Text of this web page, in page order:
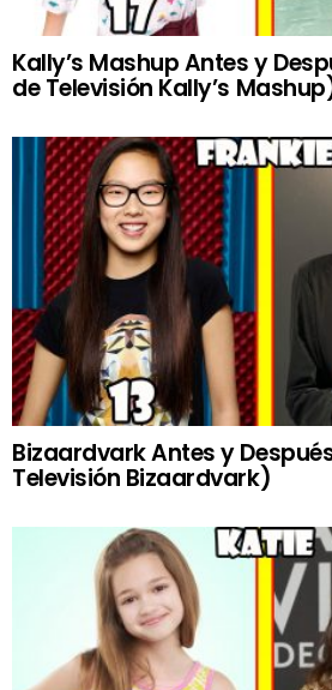
Kally’s Mashup Antes y
de Televisión Kally’s
Bizaardvark Antes y
Televisión Bizaardvark)